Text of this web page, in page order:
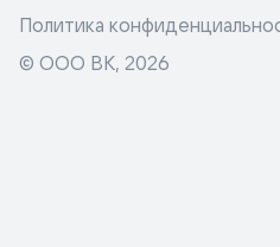
Политика
© ООО ВК, 2026